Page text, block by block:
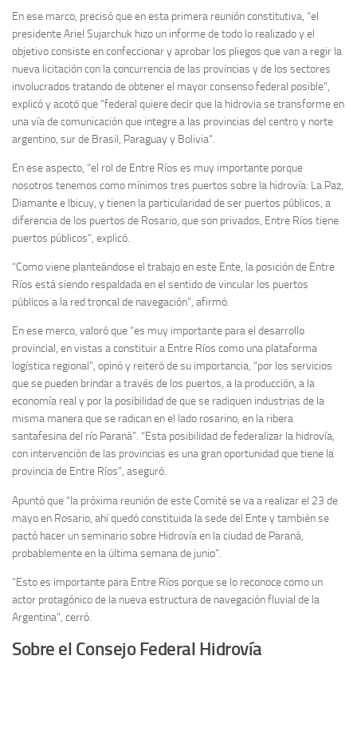
En ese marco, precisó que en esta primera reunión constitutiva, “el
presidente Ariel Sujarchuk hizo un informe de todo lo realizado y el
objetivo consiste en confeccionar y aprobar los pliegos que van a regir la
nueva licitación con la concurrencia de las provincias y de los sectores
involucrados tratando de obtener el mayor consenso federal posible”,
explicó y acotó que “federal quiere decir que la hidrovia se transforme en
una vía de comunicación que integre a las provincias del centro y norte
argentino, sur de Brasil, Paraguay y Bolivia”.
En ese aspecto, “el rol de Entre Ríos es muy importante porque
nosotros tenemos como mínimos tres puertos sobre la hidrovía: La Paz,
Diamante e Ibicuy, y tienen la particularidad de ser puertos públicos, a
diferencia de los puertos de Rosario, que son privados, Entre Ríos tiene
puertos públicos”, explicó.
“Como viene planteándose el trabajo en este Ente, la posición de Entre
Ríos está siendo respaldada en el sentido de vincular los puertos
públicos a la red troncal de navegación”, afirmó.
En ese merco, valoró que “es muy importante para el desarrollo
provincial, en vistas a constituir a Entre Ríos como una plataforma
logística regional”, opinó y reiteró de su importancia, “por los servicios
que se pueden brindar a través de los puertos, a la producción, a la
economía real y por la posibilidad de que se radiquen industrias de la
misma manera que se radican en el lado rosarino, en la ribera
santafesina del río Paraná”. “Esta posibilidad de federalizar la hidrovía,
con intervención de las provincias es una gran oportunidad que tiene la
provincia de Entre Ríos”, aseguró.
Apuntó que “la próxima reunión de este Comité se va a realizar el 23 de
mayo en Rosario, ahí quedó constituida la sede del Ente y también se
pactó hacer un seminario sobre Hidrovía en la ciudad de Paraná,
probablemente en la última semana de junio”.
“Esto es importante para Entre Ríos porque se lo reconoce como un
actor protagónico de la nueva estructura de navegación fluvial de la
Argentina”, cerró.
Sobre el Consejo Federal Hidrovía